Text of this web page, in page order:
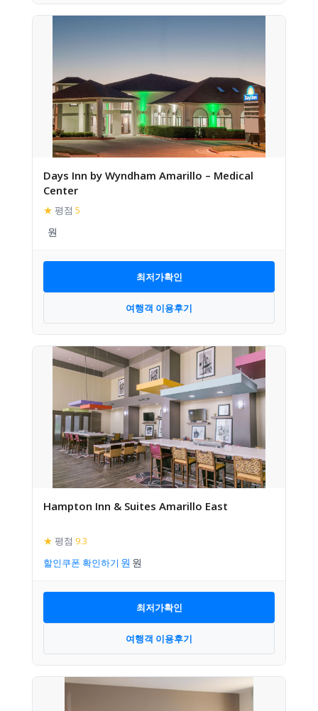
Days Inn by Wyndham Amarillo – Medical
Center
★ 평점 5
최저가확인
여행객 이용후기
Hampton Inn & Suites Amarillo East
★ 평점 9.3
할인쿠폰 확인하기
최저가확인
여행객 이용후기